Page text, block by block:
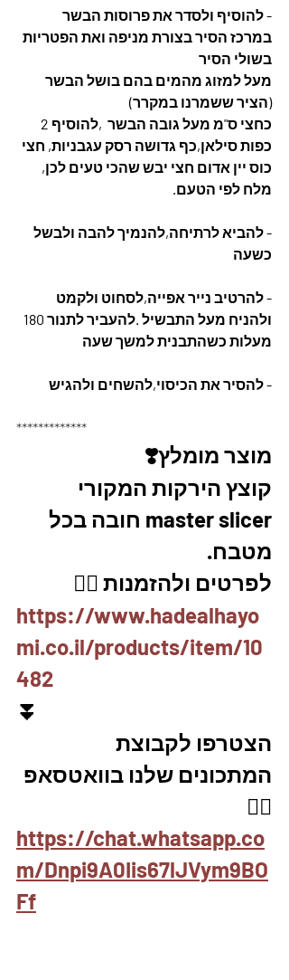
- להוסיף ולסדר את פרוסות הבשר
במרכז הסיר בצורת מניפה ואת הפטריות
בשולי הסיר
מעל למזוג מהמים בהם בושל הבשר
(הציר ששמרנו במקרר)
כפות סילאן,כף גדושה רסק עגבניות, חצי
כוס יין אדום חצי יבש שהכי טעים לכן,
מלח לפי הטעם.
- להביא לרתיחה,להנמיך להבה ולבשל
כשעה
- להרטיב נייר אפייה,לסחוט ולקמט
מעלות כשהתבנית למשך שעה
- להסיר את הכיסוי,להשחים ולהגיש
*************
מוצר מומלץ❣️
קוצץ הירקות המקורי
master slicer חובה בכל
מטבח.
לפרטים ולהזמנות 👇🏼
https://www.hadealhayo
mi.co.il/products/item/10
482
⏬
הצטרפו לקבוצת
המתכונים שלנו בוואטסאפ
👇🏽
https://chat.whatsapp.co
m/Dnpi9A0Iis67lJVym9BO
Ff